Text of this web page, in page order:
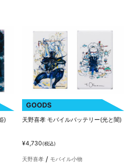
)
GOODS
天野喜孝 モバイルバッテリー(光と闇)
¥4,730(税込)
天野喜孝 モバイル小物